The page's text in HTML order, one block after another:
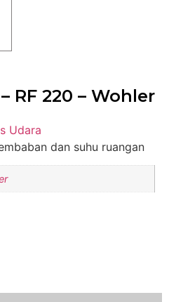
RF 220 – Wohler
Udara
dan suhu ruangan